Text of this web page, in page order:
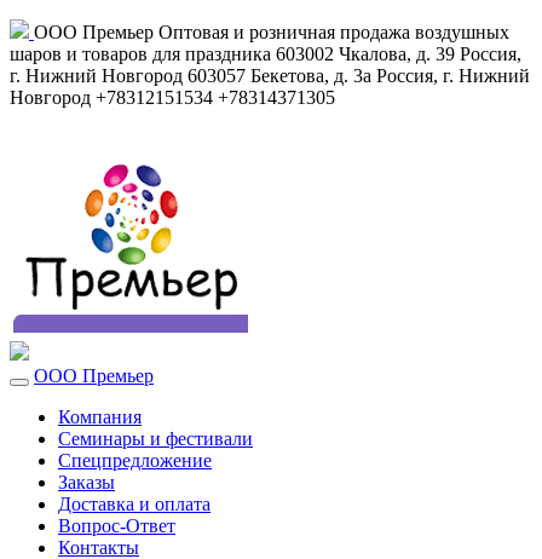
ООО Премьер Оптовая и розничная продажа воздушных
шаров и товаров для праздника 603002 Чкалова, д. 39 Россия,
г. Нижний Новгород 603057 Бекетова, д. 3а Россия, г. Нижний
Новгород +78312151534 +78314371305
ООО Премьер
Компания
Семинары и фестивали
Спецпредложение
Заказы
Доставка и оплата
Вопрос-Ответ
Контакты